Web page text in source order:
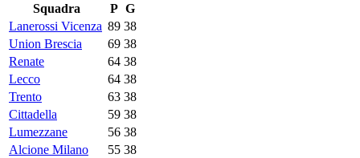
Squadra
P G
Lanerossi Vicenza 89 38
Union Brescia
69 38
Renate
64 38
Lecco
64 38
Trento
63 38
Cittadella
59 38
Lumezzane
56 38
Alcione Milano
55 38